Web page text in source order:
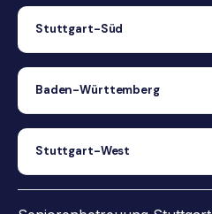
Stuttgart-Süd
Baden-Württemberg
Stuttgart-West